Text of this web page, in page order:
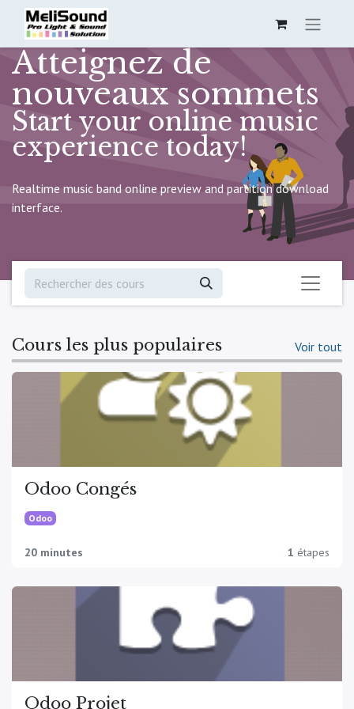
Atteignez de
nouveaux sommets
Start your online music
experience today!
Realtime music band online preview and partition download
interface.
Voir tout
Cours les plus populaires
Odoo Congés
Odoo
20 minutes 1 étapes
Odoo Projet